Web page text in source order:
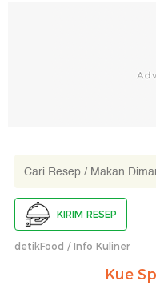
KIRIM RESEP
detikFood Info Kuliner
Kue